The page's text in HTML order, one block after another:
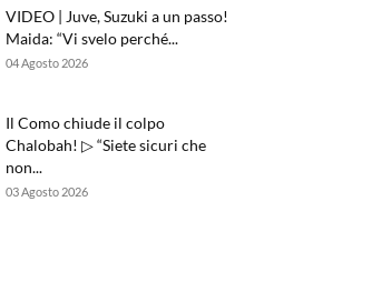
VIDEO | Juve, Suzuki a un passo!
Maida: “Vi svelo perché...
04 Agosto 2026
Il Como chiude il colpo
Chalobah! ▷ “Siete sicuri che
non...
03 Agosto 2026